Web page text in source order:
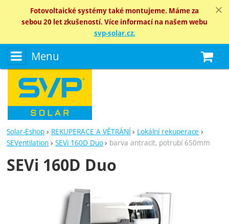
Fotovoltaické systémy také montujeme. Máme za
sebou 20 let zkušeností. Více informací na našem webu
svp-solar.cz.
Menu
Solar-Eshop REKUPERACE A VĚTRÁNÍ
Lokální rekuperace
SEVentilation
SEVi 160D Duo barva antracit, potrubí 650mm
SEVi 160D Duo
Fotografie